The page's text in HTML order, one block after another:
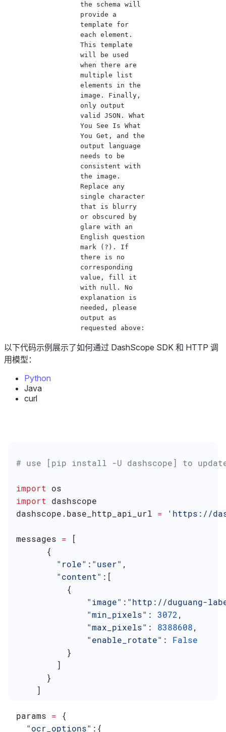
the schema will
provide a
template for
each element.
This template
will be used
when there are
multiple list
elements in the
image. Finally,
only output
valid JSON. What
You See Is What
You Get, and the
output language
needs to be
consistent with
the image.
Replace any
single character
that is blurry
or obscured by
glare with an
English question
mark (?). If
there is no
corresponding
value, fill it
with null. No
explanation is
needed, please
output as
requested above:
以下代码示例展示了如何通过 DashScope SDK 和 HTTP 调
用模型：
Python
Java
curl
# use [pip install -U dashscope] to
import os
import dashscope
dashscope.base_http_api_url = 'https://
messages = [
      {
        "role"
: "user" ,
        "content"
:[
          {
              "image"
: "http://duguang-
              "min_pixels"
: 3072 ,
              "max_pixels"
: 8388608,
              "enable_rotate"
: False
          }
        ]
      }
    ]
params = {
  "ocr_options"
:{